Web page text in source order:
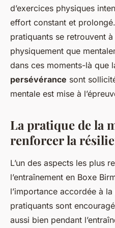
d’exercices physiques
effort constant et
pratiquants se retrouvent
physiquement que
dans ces moments-là que
persévérance sont
mentale est mise à
La pratique de la
renforcer la
L’un des aspects les plus
l’entraînement en Boxe
l’importance accordée à
pratiquants sont
aussi bien pendant